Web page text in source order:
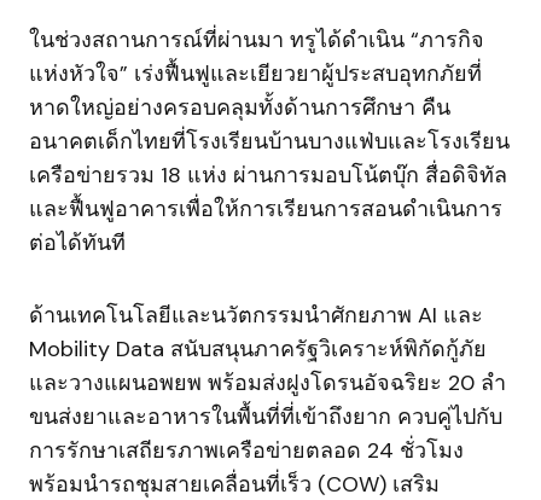
ในช่วงสถานการณ์ที่ผ่านมา ทรูได้ดำเนิน “ภารกิจ
แห่งหัวใจ” เร่งฟื้นฟูและเยียวยาผู้ประสบอุทกภัยที่
หาดใหญ่อย่างครอบคลุมทั้งด้านการศึกษา คืน
อนาคตเด็กไทยที่โรงเรียนบ้านบางแฟ่บและโรงเรียน
เครือข่ายรวม 18 แห่ง ผ่านการมอบโน้ตบุ๊ก สื่อดิจิทัล
และฟื้นฟูอาคารเพื่อให้การเรียนการสอนดำเนินการ
ต่อได้ทันที
ด้านเทคโนโลยีและนวัตกรรมนำศักยภาพ AI และ
Mobility Data สนับสนุนภาครัฐวิเคราะห์พิกัดกู้ภัย
และวางแผนอพยพ พร้อมส่งฝูงโดรนอัจฉริยะ 20 ลำ
ขนส่งยาและอาหารในพื้นที่ที่เข้าถึงยาก ควบคู่ไปกับ
การรักษาเสถียรภาพเครือข่ายตลอด 24 ชั่วโมง
พร้อมนำรถชุมสายเคลื่อนที่เร็ว (COW) เสริม